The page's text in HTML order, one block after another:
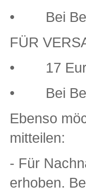
• Bei
FÜR
• 17 Euro
• Bei
Ebenso
mitteilen:
- Für
erhoben.